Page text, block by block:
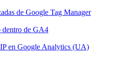
de Google Tag Manager
dentro de GA4
en Google Analytics (UA)